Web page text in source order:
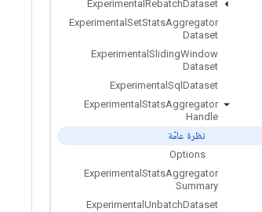
Experimental RebatchDataset
Experimental SetStatsAggregator
Dataset
Experimental SlidingWindow
Dataset
Experimental Sql Dataset
Experimental StatsAggregator
Handle
نظرة عامّة
Options
Experimental StatsAggregator
Summary
Experimental UnbatchDataset